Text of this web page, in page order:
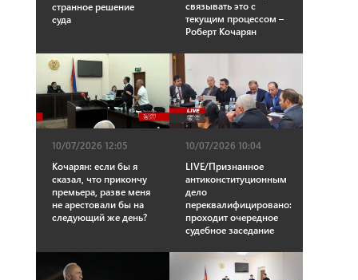
странное решение
суда
связывать это с
текущим процессом –
Роберт Кочарян
10/07/2026 12:05
Кочарян: если бы я
сказал, что прикончу
премьера, разве меня
не арестовали бы на
следующий же день?
10/07/2026 10:04
LIVE/Признанное
антиконституционным
дело
переквалифицировано:
проходит очередное
судебное заседание